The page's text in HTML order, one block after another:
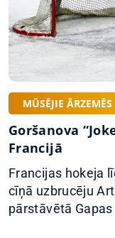
MŪSĒJIE ĀRZEMĒS
Goršanova
Francijā
Francijas hokeja
cīņā uzbrucēju
pārstāvētā Gapas